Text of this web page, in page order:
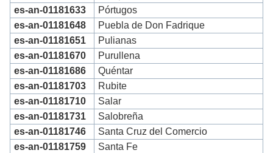
es-an-01181633
Pórtugos
es-an-01181648
Puebla de Don Fadrique
es-an-01181651
Pulianas
es-an-01181670
Purullena
es-an-01181686
Quéntar
es-an-01181703
Rubite
es-an-01181710
Salar
es-an-01181731
Salobreña
es-an-01181746
Santa Cruz del Comercio
es-an-01181759
Santa Fe